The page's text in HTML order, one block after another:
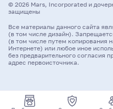
© 2026 Mars, Incorporated и
защищены
Все материалы данного сайта
(в том числе дизайн).
(в том числе путем копирования
Интернете) или любое иное
без предварительного согласия
адрес первоисточника.